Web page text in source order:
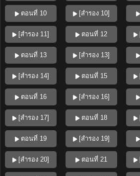
ตอนที่ 10 [สำรอง 10]
[สำรอง 11] ตอนที่ 12
ตอนที่ 13 [สำรอง 13]
[สำรอง 14] ตอนที่ 15
ตอนที่ 16 [สำรอง 16]
[สำรอง 17] ตอนที่ 18
ตอนที่ 19 [สำรอง 19]
[สำรอง 20] ตอนที่ 21